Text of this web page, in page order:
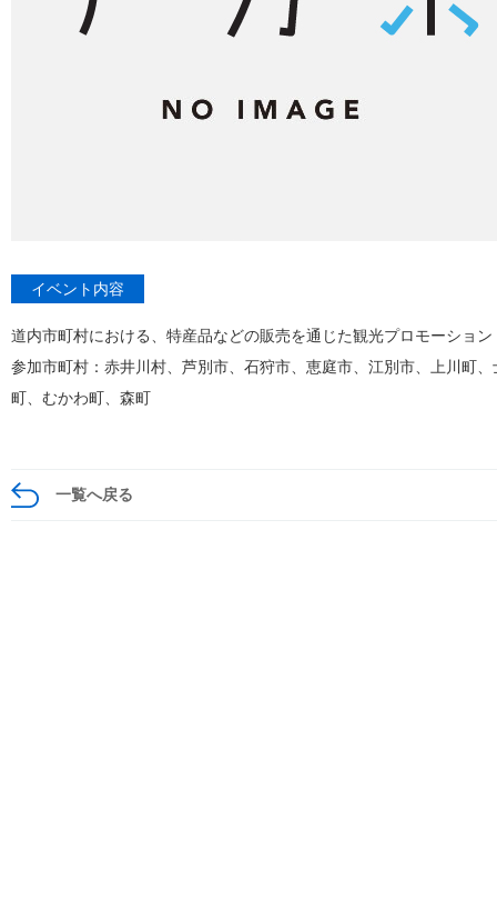
イベント内容
道内市町村における、特産品などの販売を通じた観光プロモーション
参加市町村：赤井川村、芦別市、石狩市、恵庭市、江別市、上川町
町、むかわ町、森町
一覧へ戻る